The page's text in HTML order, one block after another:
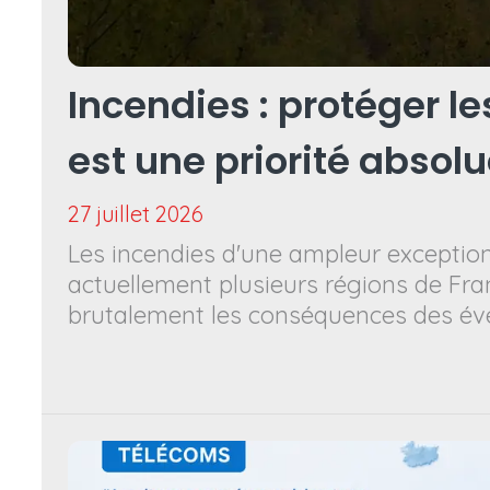
Incendies : protéger
est une priorité
27 juillet 2026
Les incendies d'une ampleur
actuellement plusieurs régions de
brutalement les conséquences des
l'inquiétude pour leurs proches et à
particulièrement éprouvantes.